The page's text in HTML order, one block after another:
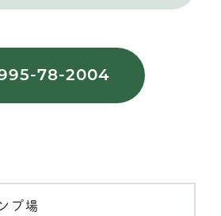
78-2004
プ場